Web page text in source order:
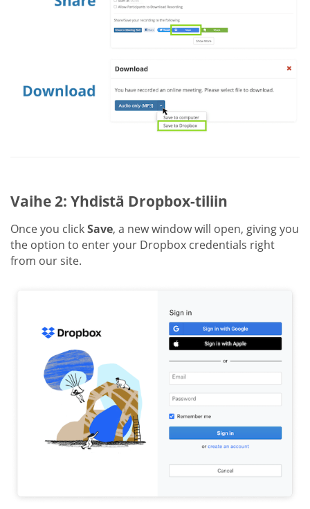
Vaihe 2: Yhdistä Dropbox-tiliin
Once you clickSave, a new window will open, giving you
the option to enter your Dropbox credentials right
from our site.